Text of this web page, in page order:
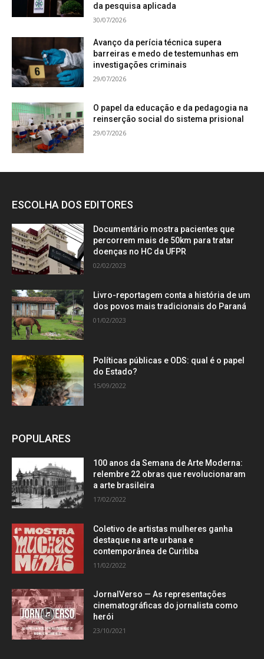
da pesquisa aplicada
30/07/2026
Avanço da perícia técnica supera
barreiras e medo de testemunhas em
investigações criminais
29/07/2026
O papel da educação e da pedagogia na
reinserção social do sistema prisional
29/07/2026
ESCOLHA DOS EDITORES
Documentário mostra pacientes que
percorrem mais de 50km para tratar
doenças no HC da UFPR
02/02/2023
Livro-reportagem conta a história de um
dos povos mais tradicionais do Paraná
01/02/2023
Políticas públicas e ODS: qual é o papel
do Estado?
15/09/2022
POPULARES
100 anos da Semana de Arte Moderna:
relembre 22 obras que revolucionaram
a arte brasileira
17/02/2022
Coletivo de artistas mulheres ganha
destaque na arte urbana e
contemporânea de Curitiba
11/02/2022
JornalVerso — As representações
cinematográficas do jornalista como
herói
23/10/2021